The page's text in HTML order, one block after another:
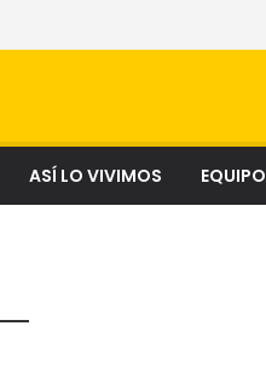
ASÍ LO VIVIMOS EQUIPO